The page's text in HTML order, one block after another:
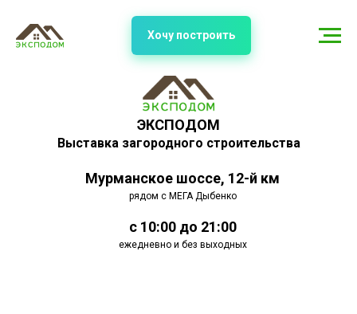
ЭКСПОДОМ
Выставка загородного строительства
Мурманское шоссе, 12-й км
рядом с МЕГА Дыбенко
с 10:00 до 21:00
ежедневно и без выходных
Хочу построить